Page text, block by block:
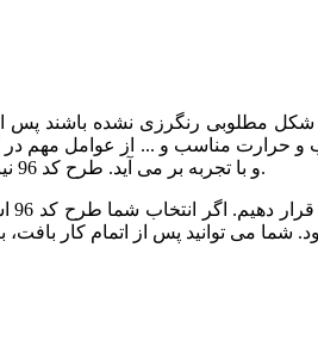
شکل مطلوبی رنگرزی نشده باشند
آب و حرارت مناسب و ... از عوامل
و با تجربه بر می آید. طرح کد 96 نیز توسط خبره ترین رنگرزها و با کیفیت عالی رنگرزی شده است.
ما